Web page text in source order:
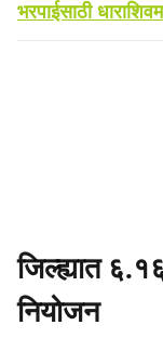
भरपाईसाठी
जिल्ह्यात
नियोजन